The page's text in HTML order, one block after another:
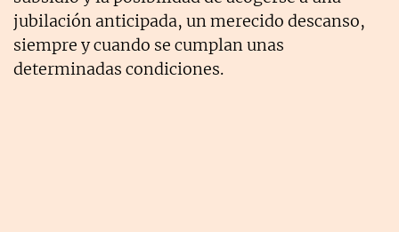
jubilación anticipada, un merecido descanso,
siempre y cuando se cumplan unas
determinadas condiciones.